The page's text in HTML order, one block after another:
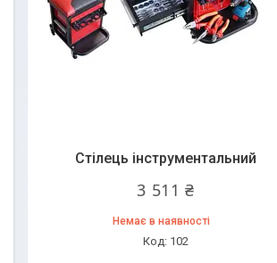
Стілець інструментальний
3 511 ₴
Немає в наявності
102